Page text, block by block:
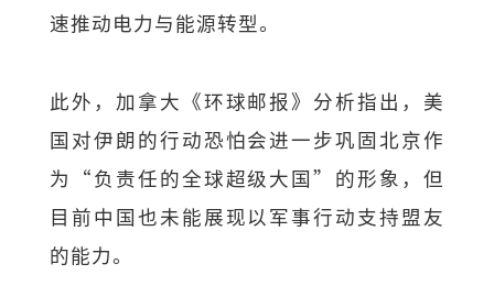
速推动电力与能源转型。
此外，加拿大《环球邮报》分析指出，美
国对伊朗的行动恐怕会进一步巩固北京作
为“负责任的全球超级大国”的形象，但
目前中国也未能展现以军事行动支持盟友
的能力。